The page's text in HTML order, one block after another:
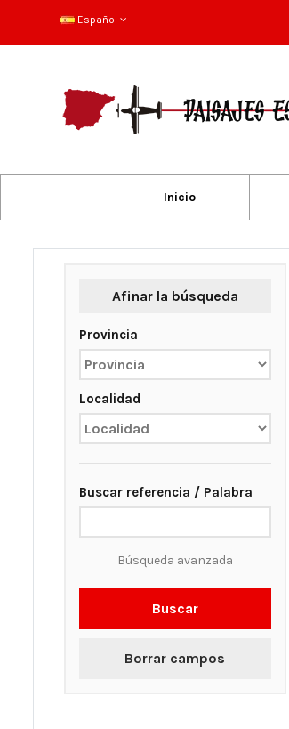
Español
Inicio
Afinar la búsqueda
Provincia
Localidad
Buscar referencia / Palabra
Búsqueda avanzada
Buscar
Borrar campos